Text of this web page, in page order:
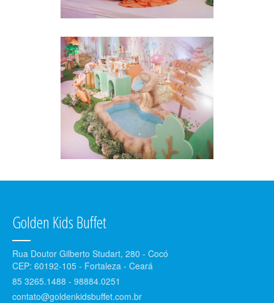
Golden Kids Buffet
Rua Doutor Gilberto Studart, 280 - Cocó
CEP: 60192-105 - Fortaleza - Ceará
85 3265.1488 - 98884.0251
contato@goldenkidsbuffet.com.br